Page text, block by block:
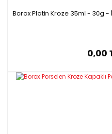
Borox Platin Kroze 35ml - 30g
0,00